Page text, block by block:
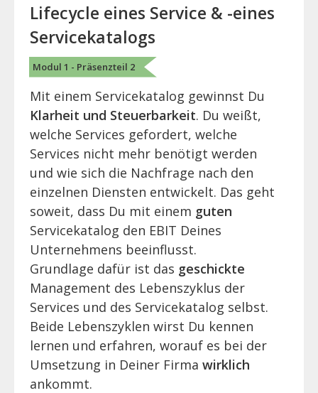
Lifecycle eines Service & -eines
Servicekatalogs
Modul 1 - Präsenzteil 2
Mit einem Servicekatalog gewinnst Du
Klarheit und Steuerbarkeit. Du weißt,
welche Services gefordert, welche
Services nicht mehr benötigt werden
und wie sich die Nachfrage nach den
einzelnen Diensten entwickelt. Das geht
soweit, dass Du mit einem guten
Servicekatalog den EBIT Deines
Unternehmens beeinflusst.
Grundlage dafür ist das geschickte
Management des Lebenszyklus der
Services und des Servicekatalog selbst.
Beide Lebenszyklen wirst Du kennen
lernen und erfahren, worauf es bei der
Umsetzung in Deiner Firma wirklich
ankommt.